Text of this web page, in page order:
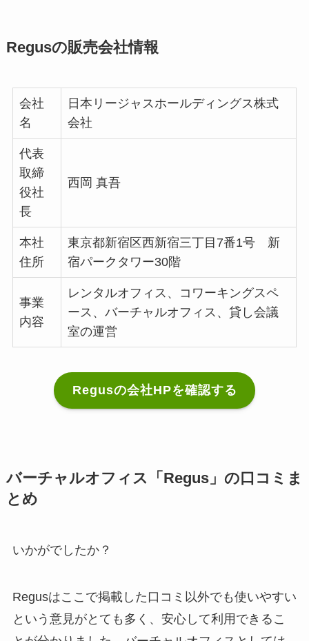
Regusの販売会社情報
会社
名
日本リージャスホールディングス株式
会社
代表
取締
役社
長
西岡 真吾
本社
住所
東京都新宿区西新宿三丁目7番1号 新
宿パークタワー30階
事業
内容
レンタルオフィス、コワーキングスペ
ース、バーチャルオフィス、貸し会議
室の運営
Regusの会社HPを確認する
バーチャルオフィス「Regus」の口コミま
とめ
いかがでしたか？
Regusはここで掲載した口コミ以外でも使いやすい
という意見がとても多く、安心して利用できるこ